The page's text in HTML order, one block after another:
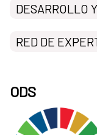
DESARROLLO
RED DE
ODS